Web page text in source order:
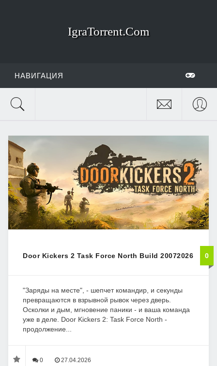
IgraTorrent.Com
НАВИГАЦИЯ
Door Kickers 2 Task Force North Build 20072026 0
"Заряды на месте", - шепчет командир, и секунды
превращаются в взрывной рывок через дверь.
Осколки и дым, мгновение паники - и ваша команда
уже в деле. Door Kickers 2: Task Force North -
продолжение...
0 27.04.2026